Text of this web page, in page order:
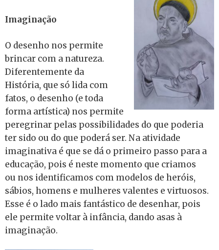
Imaginação
O desenho nos permite
brincar com a natureza.
Diferentemente da
História, que só lida com
fatos, o desenho (e toda
forma artística) nos permite
peregrinar pelas possibilidades do que poderia
ter sido ou do que poderá ser. Na atividade
imaginativa é que se dá o primeiro passo para a
educação, pois é neste momento que criamos
ou nos identificamos com modelos de heróis,
sábios, homens e mulheres valentes e virtuosos.
Esse é o lado mais fantástico de desenhar, pois
ele permite voltar à infância, dando asas à
imaginação.